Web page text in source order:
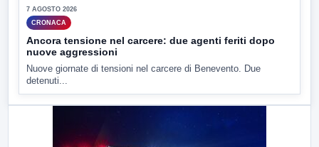
7 AGOSTO 2026
CRONACA
Ancora tensione nel carcere: due agenti feriti dopo
nuove aggressioni
Nuove giornate di tensioni nel carcere di Benevento. Due
detenuti...